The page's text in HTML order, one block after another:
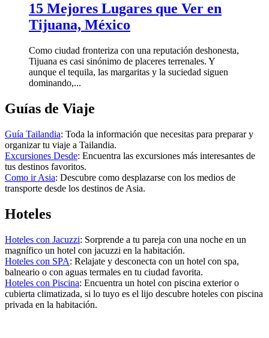
15 Mejores Lugares que Ver en
Tijuana, México
Como ciudad fronteriza con una reputación deshonesta,
Tijuana es casi sinónimo de placeres terrenales. Y
aunque el tequila, las margaritas y la suciedad siguen
dominando,...
Guías de Viaje
Guía Tailandia: Toda la información que necesitas para preparar y
organizar tu viaje a Tailandia.
Excursiones Desde: Encuentra las excursiones más interesantes de
tus destinos favoritos.
Como ir Asia: Descubre como desplazarse con los medios de
transporte desde los destinos de Asia.
Hoteles
Hoteles con Jacuzzi: Sorprende a tu pareja con una noche en un
magnífico un hotel con jacuzzi en la habitación.
Hoteles con SPA: Relajate y desconecta con un hotel con spa,
balneario o con aguas termales en tu ciudad favorita.
Hoteles con Piscina: Encuentra un hotel con piscina exterior o
cubierta climatizada, si lo tuyo es el lijo descubre hoteles con piscina
privada en la habitación.